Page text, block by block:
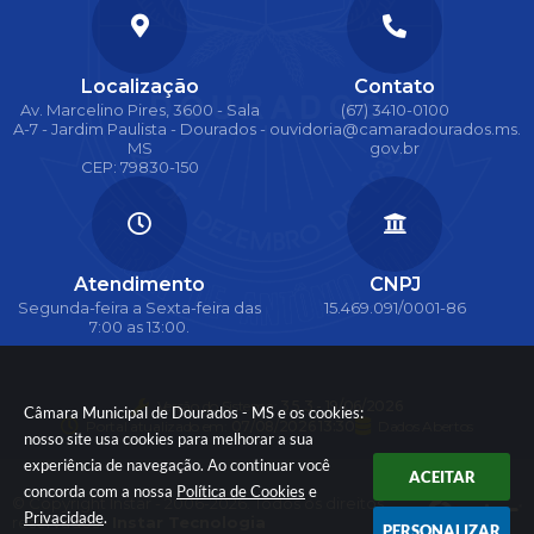
Câmara Municipal de Dourados - MS e os cookies:
nosso site usa cookies para melhorar a sua
experiência de navegação. Ao continuar você
concorda com a nossa Política de Cookies e
Privacidade.
ACEITAR
Localização
Av. Marcelino Pires, 3600 - Sala
A-7 - Jardim Paulista - Dourados -
MS
CEP: 79830-150
Contato
(67) 3410-0100
ouvidoria@camaradourados.ms.
gov.br
Atendimento
Segunda-feira a Sexta-feira das
7:00 as 13:00.
CNPJ
15.469.091/0001-86
Versão do Sistema:3.5.3 - 19/06/2026
Portal atualizado em:
© Copyright Instar - 2006-2026. Todos os direitos
reservados -